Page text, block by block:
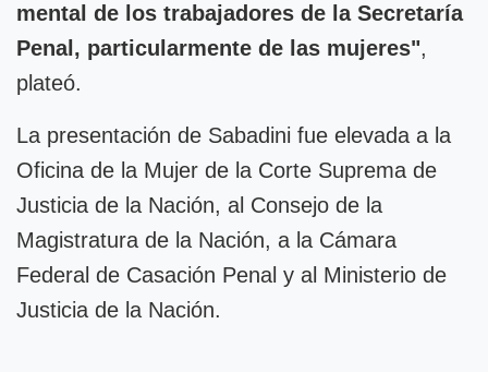
mental de los trabajadores de la Secretaría
Penal, particularmente de las mujeres",
plateó.
La presentación de Sabadini fue elevada a la
Oficina de la Mujer de la Corte Suprema de
Justicia de la Nación, al Consejo de la
Magistratura de la Nación, a la Cámara
Federal de Casación Penal y al Ministerio de
Justicia de la Nación.